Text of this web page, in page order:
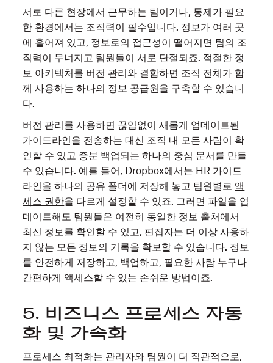
서로 다른 현장에서 근무하는 팀이거나, 통제가 필요
한 환경에서는 조직력이 필수입니다. 정보가 여러 곳
에 흩어져 있고, 정보로의 접근성이 떨어지면 팀의 조
직력이 무너지고 팀원들이 서로 단절되죠. 적절한 정
보 아키텍처를 버전 관리와 결합하면 조직 전체가 함
께 사용하는 하나의 정보 공급원을 구축할 수 있습니
다.
버전 관리를 사용하면 끊임없이 새롭게 업데이트된
가이드라인을 전송하는 대신 조직 내 모든 사람이 확
인할 수 있고 증분 백업되는 하나의 중심 문서를 만들
수 있습니다. 예를 들어, Dropbox에서는 HR 가이드
라인을 하나의 공유 폴더에 저장해 놓고 팀원별로 액
세스 권한을 다르게 설정할 수 있죠. 그러면 파일을 업
데이트해도 팀원들은 여전히 동일한 정보 출처에서
최신 정보를 확인할 수 있고, 편집자는 더 이상 사용하
지 않는 모든 정보의 기록을 확보할 수 있습니다. 정보
를 안전하게 저장하고, 백업하고, 필요한 사람 누구나
간편하게 액세스할 수 있는 손쉬운 방법이죠.
5. 비즈니스 프로세스 자동
화 및 가속화
프로세스 최적화는 관리자와 팀원이 더 직관적으로,